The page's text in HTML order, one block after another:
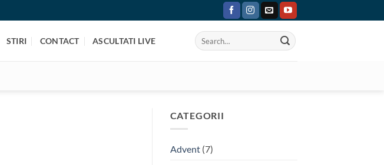
STIRI CONTACT ASCULTATI LIVE
CATEGORII
Advent(7)